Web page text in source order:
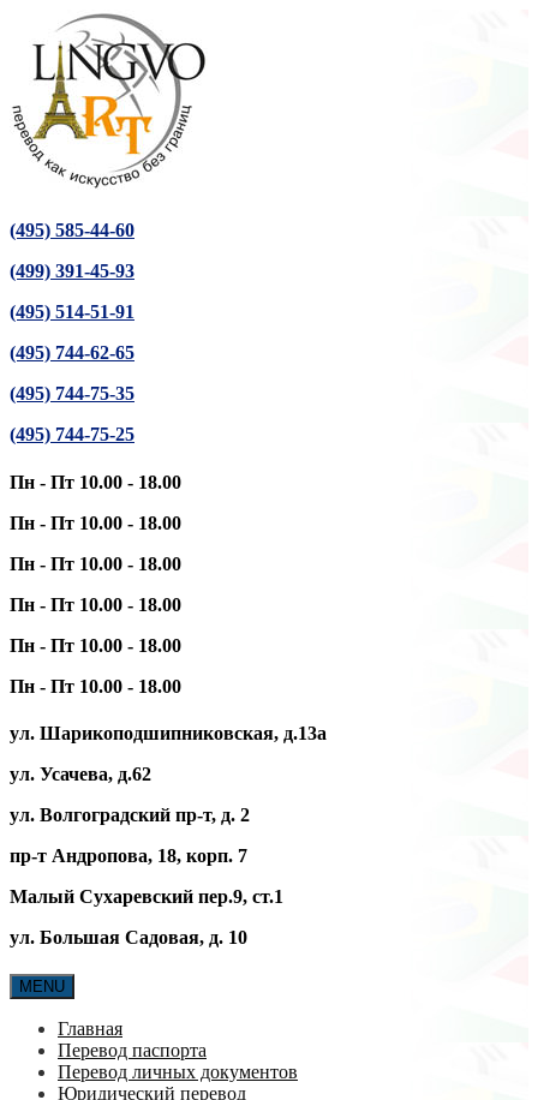
(495) 585-44-60
(499) 391-45-93
(495) 514-51-91
(495) 744-62-65
(495) 744-75-35
(495) 744-75-25
Пн - Пт 10.00 - 18.00
Пн - Пт 10.00 - 18.00
Пн - Пт 10.00 - 18.00
Пн - Пт 10.00 - 18.00
Пн - Пт 10.00 - 18.00
Пн - Пт 10.00 - 18.00
ул. Шарикоподшипниковская, д.13а
ул. Усачева, д.62
ул. Волгоградский пр-т, д. 2
пр-т Андропова, 18, корп. 7
Малый Сухаревский пер.9, ст.1
ул. Большая Садовая, д. 10
MENU
Главная
Перевод паспорта
Перевод личных документов
Юридический перевод